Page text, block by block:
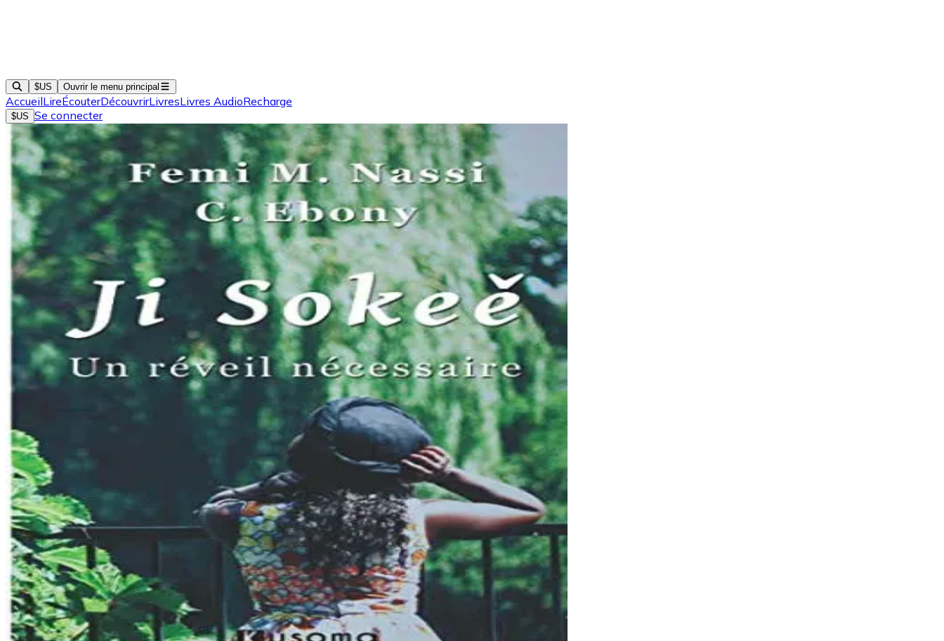
$US Ouvrir le menu principal
AccueilLireÉcouterDécouvrirLivresLivres AudioRecharge
$US Se connecter